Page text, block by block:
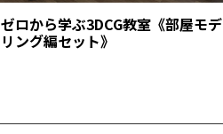
ゼロから学ぶ3DCG教室《部屋モデ
リング編セット》